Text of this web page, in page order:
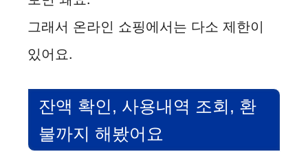
그래서 온라인 쇼핑에서는 다소 제한이
있어요.
잔액 확인, 사용내역 조회, 환
불까지 해봤어요